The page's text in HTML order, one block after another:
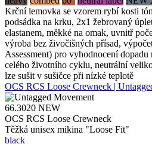
Krční lemovka se vzorem rybí kosti
podsádka na krku, 2x1 žebrovaný
elastanem, měkké na omak, uvnitř
výroba bez živočišných přísad,
Assessment) pro vyhodnocení
celého životního cyklu, neutrální
lze sušit v sušičce při nízké teplotě
OCS RCS Loose Crewneck |
66.3020 NEW
OCS RCS Loose Crewneck
Těžká unisex mikina "Loose Fit"
black